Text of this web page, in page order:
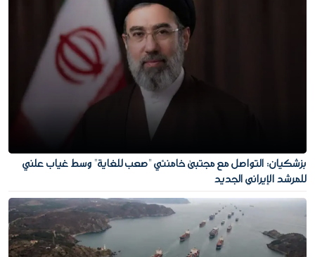
بزشكيان: التواصل مع مجتبى خامنئي "صعب للغاية" وسط غياب علني
للمرشد الإيراني الجديد